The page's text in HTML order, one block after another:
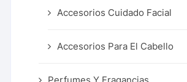
Accesorios Cuidado Facial
Accesorios Para El Cabello